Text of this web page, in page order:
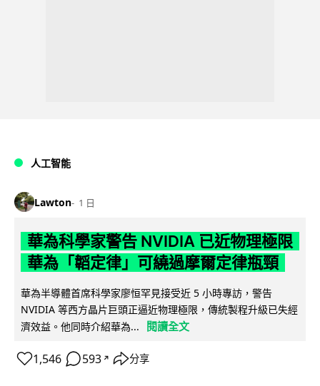
人工智能
Lawton 1 日
華為科學家警告 NVIDIA 已近物理極限
華為「韜定律」可繞過摩爾定律瓶頸
華為半導體首席科學家廖恒罕見接受近 5 小時專訪，警告
NVIDIA 等西方晶片巨頭正逼近物理極限，傳統製程升級已失經
濟效益。他同時介紹華為...
閱讀全文
1,546 593 ↗ 分享